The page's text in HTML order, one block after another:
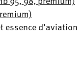
essence d’aviation